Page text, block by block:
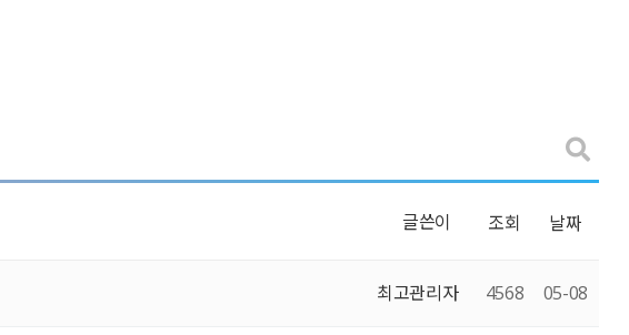
글쓴이 조회 날짜
최고관리자 4568 05-08